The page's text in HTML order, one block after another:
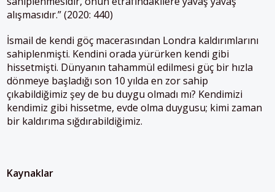
alışmasıdır.” (2020: 440)
İsmail de kendi göç macerasından Londra kaldırımlarını
sahiplenmişti. Kendini orada yürürken kendi gibi
hissetmişti. Dünyanın tahammül edilmesi güç bir hızla
dönmeye başladığı son 10 yılda en zor sahip
çıkabildiğimiz şey de bu duygu olmadı mı? Kendimizi
kendimiz gibi hissetme, evde olma duygusu; kimi zaman
bir kaldırıma sığdırabildiğimiz.
Kaynaklar